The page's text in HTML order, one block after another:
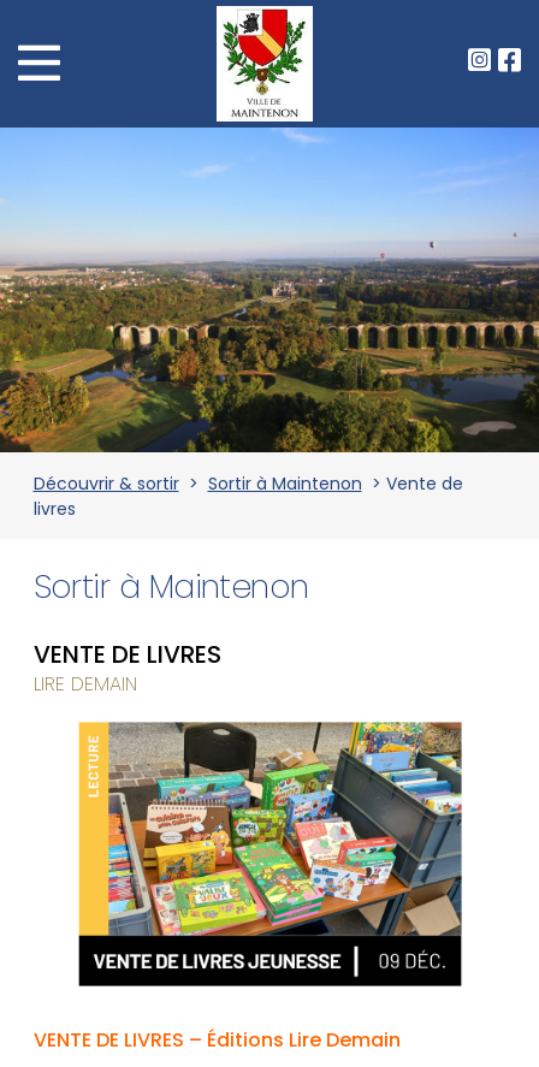
Découvrir & sortir> Sortir à Maintenon > Vente de
livres
Sortir à Maintenon
VENTE DE LIVRES – Éditions Lire Demain
VENTE DE LIVRES
LIRE DEMAIN